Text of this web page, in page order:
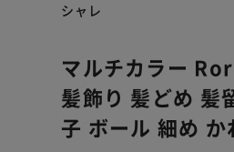
シャレ
マルチカラー
髪飾り 髪どめ 髪
子 ボール 細め